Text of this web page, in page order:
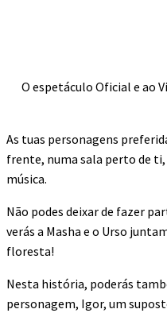
O espetáculo Oficial e ao
As tuas personagens
frente, numa sala perto de
música.
Não podes deixar de fazer
verás a Masha e o Urso
floresta!
Nesta história, poderás
personagem, Igor, um